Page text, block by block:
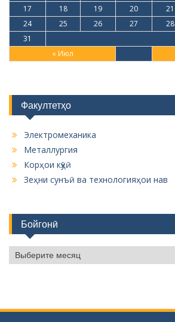
« Июл
17
18 19 20 21
24
25 26 27 28
31
Факултетҳо
Электромеханика
Металлургия
Корҳои кӯҳӣ
Зеҳни сунъӣ ва технологияҳои нав
Бойгонӣ
о
н